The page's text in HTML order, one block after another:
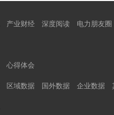
产业财经 深度阅读 电力朋友圈
心得体会
区域数据 国外数据 企业数据